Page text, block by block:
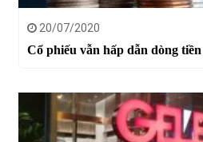
20/07/2020
Cổ phiếu vẫn hấp dẫn dòng tiền